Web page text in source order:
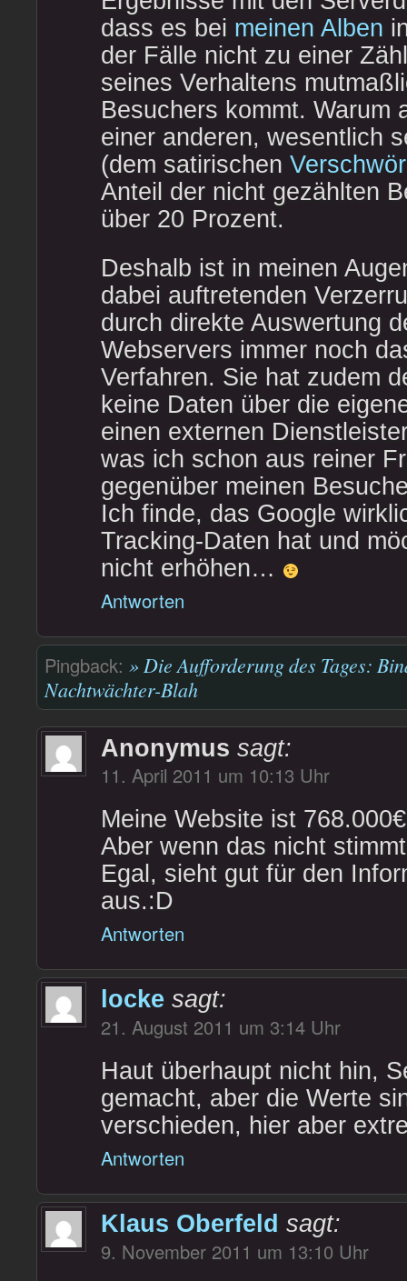
dass es bei meinen Alben
der Fälle nicht zu einer
seines Verhaltens
Besuchers kommt. Warum
einer anderen, wesentlich
(dem satirischen
Anteil der nicht gezählten
über 20 Prozent.
Deshalb ist in meinen
dabei auftretenden
durch direkte Auswertung
Webservers immer noch
Verfahren. Sie hat zudem
keine Daten über die
einen externen
was ich schon aus reiner
gegenüber meinen
Ich finde, das Google
Tracking-Daten hat und
nicht erhöhen…
Antworten
Pingback: » Die Aufforderung des Tages:
Nachtwächter-Blah
Anonymus sagt:
11. April 2011 um 10:13 Uhr
Meine Website ist
Aber wenn das nicht
Egal, sieht gut für den
aus.:D
Antworten
locke sagt:
21. August 2011 um 3:14 Uhr
Haut überhaupt nicht hin,
gemacht, aber die Werte
verschieden, hier aber
Antworten
Klaus Oberfeld sagt:
9. November 2011 um 13:10 Uhr